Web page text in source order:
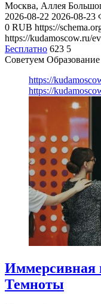
Москва, Аллея
2026-08-22 2026-08-23
0 RUB https://
https://kudamoscow.ru/
Бесплатно 623 5
Советуем Образование
https://
https://
Иммерсивная
Темноты